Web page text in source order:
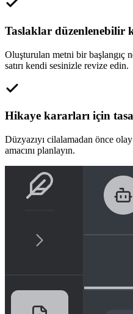
Taslaklar düzenlenebilir
Oluşturulan metni bir başlangıç
satırı kendi sesinizle revize edin.
Hikaye kararları için
Düzyazıyı cilalamadan önce
amacını planlayın.